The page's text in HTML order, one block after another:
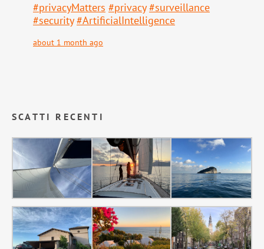
#privacyMatters #privacy #surveillance
#security #ArtificialIntelligence
about 1 month ago
SCATTI RECENTI